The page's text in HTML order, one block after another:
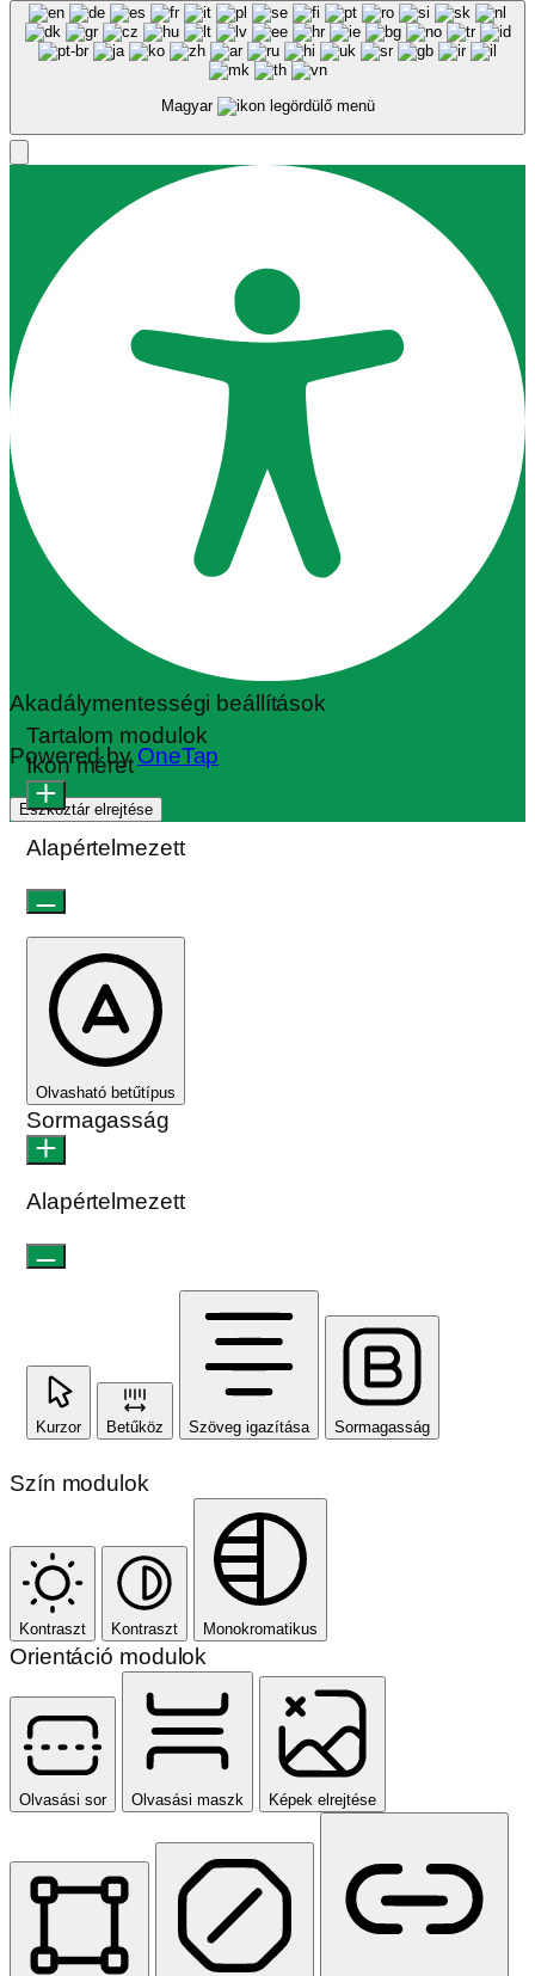
Magyar
Akadálymentességi beállítások
Powered byOneTap
Eszköztár elrejtése
Tartalom modulok
Ikon méret
Alapértelmezett
Olvasható betűtípus
Sormagasság
Alapértelmezett
Kurzor Betűköz Szöveg igazítása Sormagasság
Szín modulok
Kontraszt Kontraszt Monokromatikus
Orientáció modulok
Olvasási sor Olvasási maszk Képek elrejtése